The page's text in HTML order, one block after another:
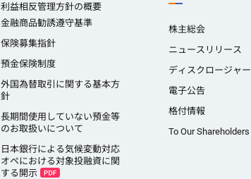
利益相反管理方針の概要
金融商品勧誘遵守基準
保険募集指針
預金保険制度
外国為替取引に関する基本方
針
長期間使用していない預金等
のお取扱いについて
日本銀行による気候変動対応
オペにおける対象投融資に関
する開示
株主総会
ニュースリリース
ディスクロージャー
電子公告
格付情報
To Our Shareholders